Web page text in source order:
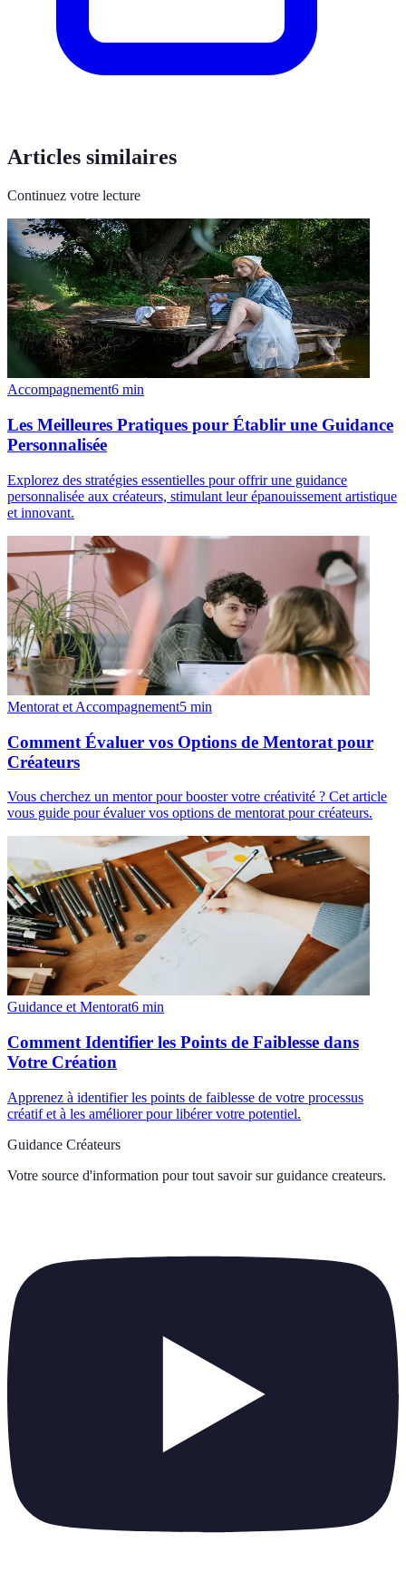
Articles similaires
Continuez votre lecture
Accompagnement6 min
Les Meilleures Pratiques pour Établir une Guidance
Personnalisée
Explorez des stratégies essentielles pour offrir une guidance
personnalisée aux créateurs, stimulant leur épanouissement artistique
et innovant.
Mentorat et Accompagnement5 min
Comment Évaluer vos Options de Mentorat pour
Créateurs
Vous cherchez un mentor pour booster votre créativité ? Cet article
vous guide pour évaluer vos options de mentorat pour créateurs.
Guidance et Mentorat6 min
Comment Identifier les Points de Faiblesse dans
Votre Création
Apprenez à identifier les points de faiblesse de votre processus
créatif et à les améliorer pour libérer votre potentiel.
Guidance Créateurs
Votre source d'information pour tout savoir sur guidance createurs.